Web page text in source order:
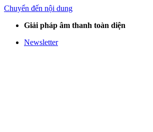
Chuyển đến nội dung
Giải pháp âm thanh toàn diện
Newsletter